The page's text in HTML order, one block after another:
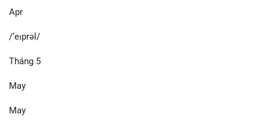
Apr
/‘eɪprəl/
Tháng 5
May
May